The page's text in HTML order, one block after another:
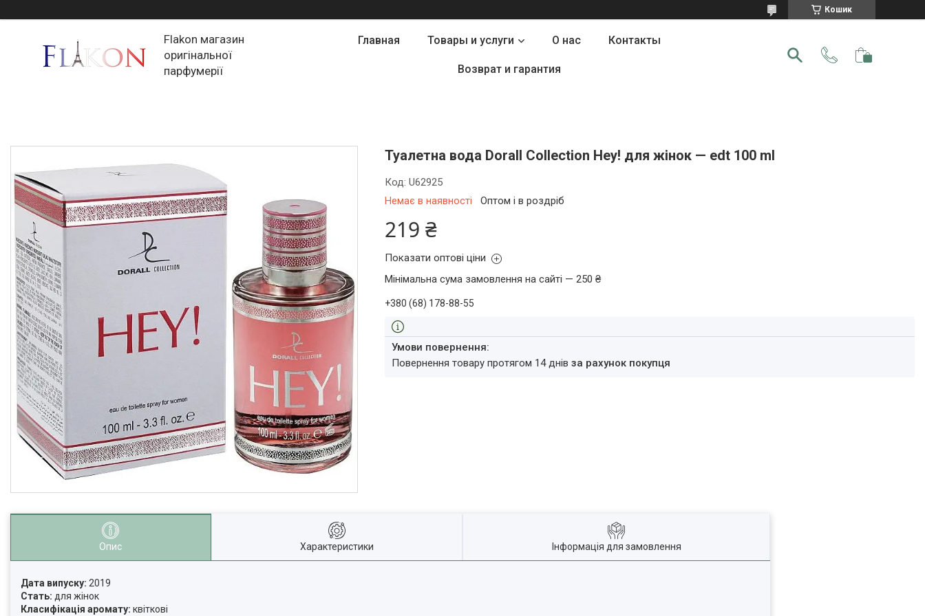
Кошик
Flakon магазин
оригінальної
парфумерії
Главная Товары и услуги О нас Контакты
Возврат и гарантия
Туалетна вода Dorall Collection Hey! для жінок — edt 100 ml
Немає в наявності Оптом і в роздріб
Код:U62925
219 ₴
Показати оптові ціни
Мінімальна сума замовлення на сайті — 250 ₴
+380 (68) 178-88-55
повернення товару протягом 14 днівза рахунок покупця
Опис Характеристики Інформація для замовлення
Дата випуску: 2019
Стать: для жінок
Класифікація аромату: квіткові